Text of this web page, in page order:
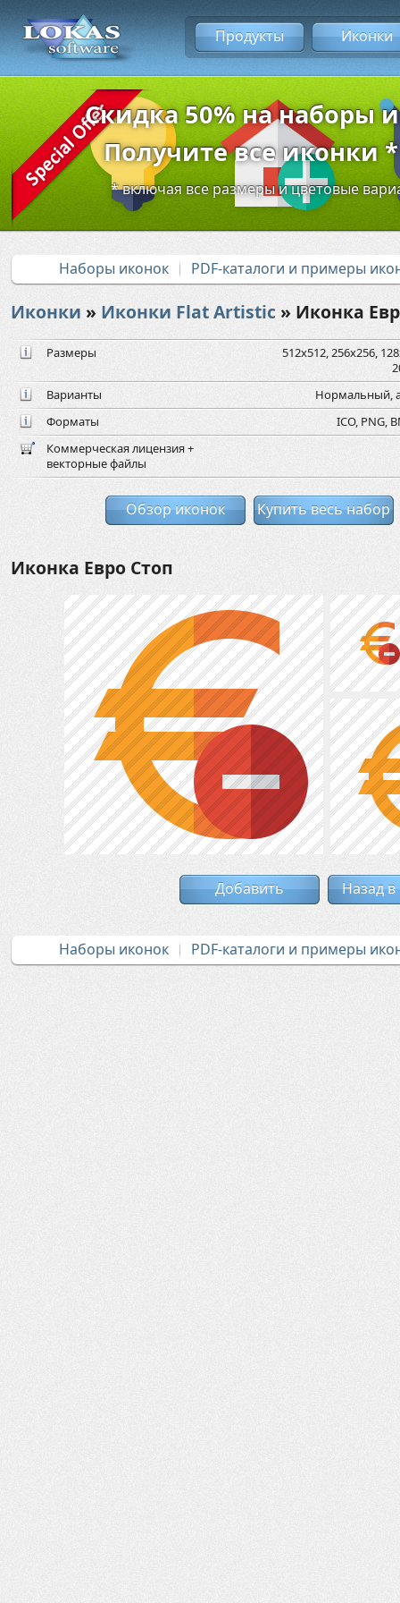
Продукты Иконки
Скидка 50% на наборы
Получите все иконки
* включая все размеры и цветовые
Наборы иконок PDF-каталоги и примеры
Иконки » Иконки Flat Artistic » Иконка
Размеры
512x512, 256x256,
Варианты
Нормальный,
Форматы
ICO, PNG,
Коммерческая лицензия +
векторные файлы
Обзор иконок Купить весь набор
Иконка Евро Стоп
Добавить Назад в
Наборы иконок PDF-каталоги и примеры